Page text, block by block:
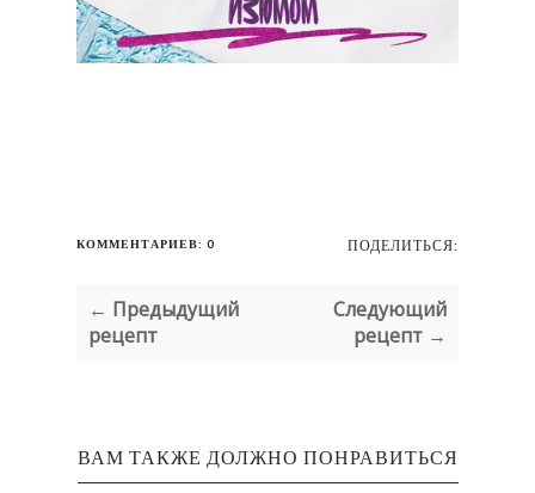
КОММЕНТАРИЕВ: 0 ПОДЕЛИТЬСЯ:
← Предыдущий
рецепт
Следующий
рецепт →
ВАМ ТАКЖЕ ДОЛЖНО ПОНРАВИТЬСЯ